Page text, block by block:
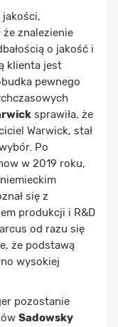
jakości,
znalezienie
o jakość i
klienta jest
pewnego
sprawiła, że
Warwick, stał
Po
w 2019 roku,
się z
produkcji i R&D
od razu się
że podstawą
wysokiej
pozostanie
Sadowsky